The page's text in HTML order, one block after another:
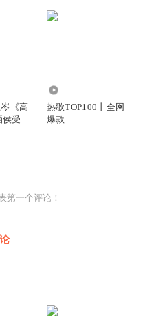
《高
受》
热歌TOP100丨全网
爆款
第一个评论！